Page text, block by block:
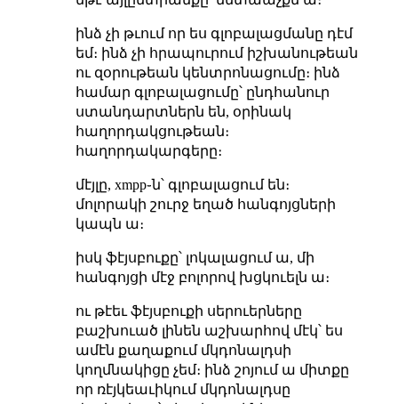
ինձ չի թւում որ ես գլոբալացմանը դէմ
եմ։ ինձ չի հրապուրում իշխանութեան
ու զօրութեան կենտրոնացումը։ ինձ
համար գլոբալացումը՝ ընդհանուր
ստանդարտներն են, օրինակ
հաղորդակցութեան։
հաղորդակարգերը։
մէյլը, xmpp֊ն՝ գլոբալացում են։
մոլորակի շուրջ եղած հանգոյցների
կապն ա։
իսկ ֆէյսբուքը՝ լոկալացում ա, մի
հանգոյցի մէջ բոլորով խցկուելն ա։
ու թէեւ ֆէյսբուքի սերուերները
բաշխուած լինեն աշխարհով մէկ՝ ես
ամէն քաղաքում մկդոնալդսի
կողմնակիցը չեմ։ ինձ շոյում ա միտքը
որ ռէյկեաւիկում մկդոնալդսը